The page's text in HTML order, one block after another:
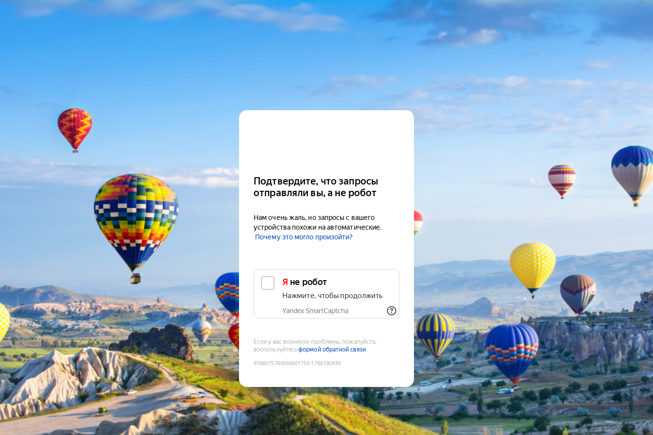
Подтвердите, что запросы
отправляли вы, а не робот
Нам очень жаль, но запросы с вашего
устройства похожи на автоматические.
Почему это могло произойти?
Я не робот
Нажмите, чтобы продолжить
Yandex SmartCaptcha
Если у вас возникли проблемы, пожалуйста,
воспользуйтесьформой обратной связи
9188075764560601754:1786180439